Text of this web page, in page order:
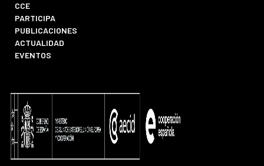
CCE
PARTICIPA
PUBLICACIONES
ACTUALIDAD
EVENTOS